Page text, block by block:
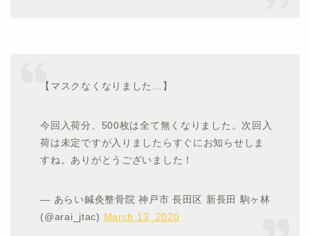
【マスクなくなりました…】
今回入荷分、500枚は全て無くなりました。次回入
荷は未定ですが入りましたらすぐにお知らせしま
すね。ありがとうございました！
— あらい鍼灸整骨院 神戸市 長田区 新長田 駒ヶ林
(@arai_jtac) March 13, 2020